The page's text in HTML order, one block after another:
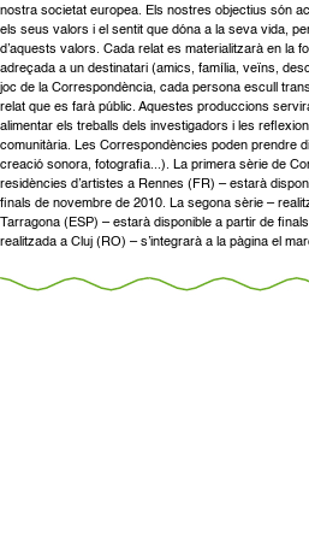
nostra societat europea. Els nostres objectius són
els seus valors i el sentit que dóna a la seva vida,
d’aquests valors. Cada relat es materialitzarà en la
adreçada a un destinatari (amics, família, veïns,
joc de la Correspondència, cada persona escull
relat que es farà públic. Aquestes produccions
alimentar els treballs dels investigadors i les
comunitària. Les Correspondències poden prendre
creació sonora, fotografia...). La primera sèrie de
residències d’artistes a Rennes (FR) – estarà
finals de novembre de 2010. La segona sèrie –
Tarragona (ESP) – estarà disponible a partir de
realitzada a Cluj (RO) – s’integrarà a la pàgina el